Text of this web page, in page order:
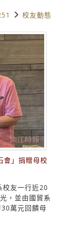
校友動態
會」捐贈母校
校友一行近20
，並由國貿系
萬元回饋母